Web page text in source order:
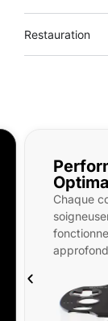
Restauration
pour assurer un
un test